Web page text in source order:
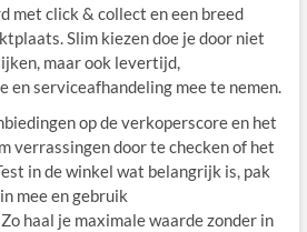
met click & collect en een breed
Slim kiezen doe je door niet
maar ook levertijd,
en serviceafhandeling mee te nemen.
op de verkoperscore en het
verrassingen door te checken of het
in de winkel wat belangrijk is, pak
mee en gebruik
haal je maximale waarde zonder in